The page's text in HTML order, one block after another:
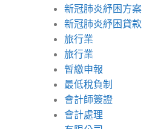
新冠肺炎紓困方案
新冠肺炎紓困貸款
旅行業
旅行業
暫繳申報
最低稅負制
會計師簽證
會計處理